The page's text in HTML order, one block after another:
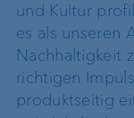
und Kultur
es als unseren
Nachhaltigkeit
richtigen
produktseitig